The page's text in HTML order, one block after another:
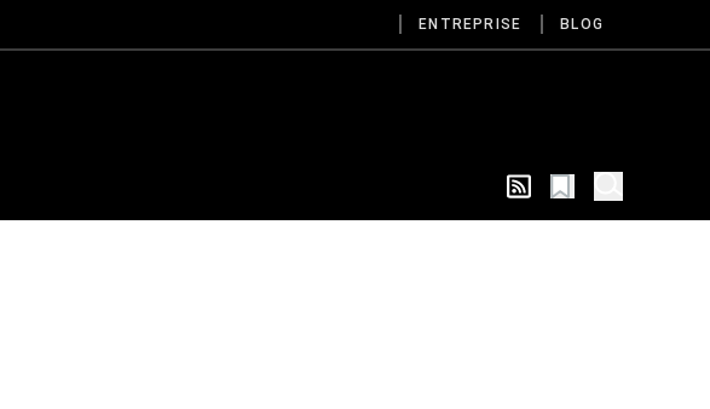
ENTREPRISE BLOG